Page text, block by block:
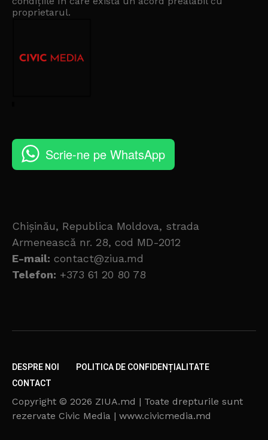
proprietarul.
Scrie-ne pe WhatsApp
Chișinău, Republica Moldova, strada
Armenească nr. 28, cod MD-2012
E-mail: contact@ziua.md
Telefon: +373 61 20 80 78
DESPRE NOI
POLITICA DE CONFIDENȚIALITATE
CONTACT
Copyright © 2026 ZIUA.md | Toate drepturile sunt
rezervate Civic Media | www.civicmedia.md